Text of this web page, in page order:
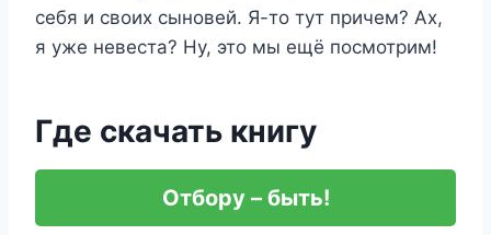
себя и своих сыновей. Я-то тут причем? Ах,
я уже невеста? Ну, это мы ещё посмотрим!
Где скачать книгу
Отбору – быть!